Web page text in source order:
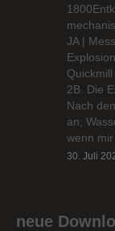
JA |
2B. Die
Nach
an;
wenn
30. Juli
neue